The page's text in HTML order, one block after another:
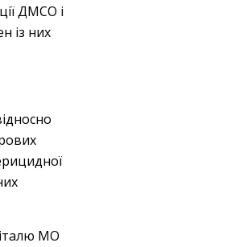
ДМСО і
із них
МО